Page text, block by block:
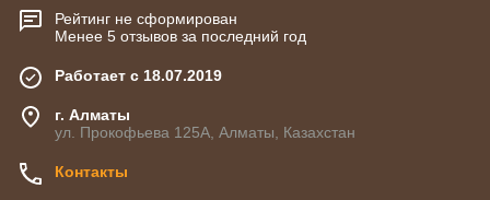
Рейтинг не сформирован
Менее 5 отзывов за последний год
Работает с 18.07.2019
г. Алматы
ул. Прокофьева 125А, Алматы, Казахстан
Контакты